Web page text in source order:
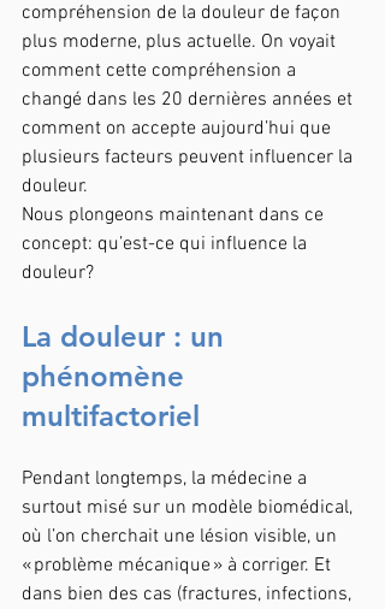
compréhension de la douleur de façon
plus moderne, plus actuelle. On voyait
comment cette compréhension a
changé dans les 20 dernières années et
comment on accepte aujourd’hui que
plusieurs facteurs peuvent influencer la
douleur.
Nous plongeons maintenant dans ce
concept: qu’est-ce qui influence la
douleur?
La douleur : un
phénomène
multifactoriel
Pendant longtemps, la médecine a
surtout misé sur un modèle biomédical,
où l’on cherchait une lésion visible, un
« problème mécanique » à corriger. Et
dans bien des cas (fractures, infections,